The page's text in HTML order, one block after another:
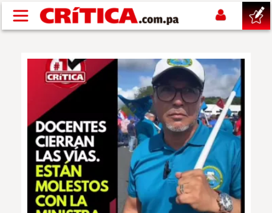
Pasar al contenido principal
NACIONAL
POLÍTICA